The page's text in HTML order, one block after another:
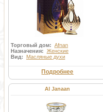
Торговый дом: Afnan
Назначения: Женские
Вид: Масляные духи
Подробнее
Al Janaan